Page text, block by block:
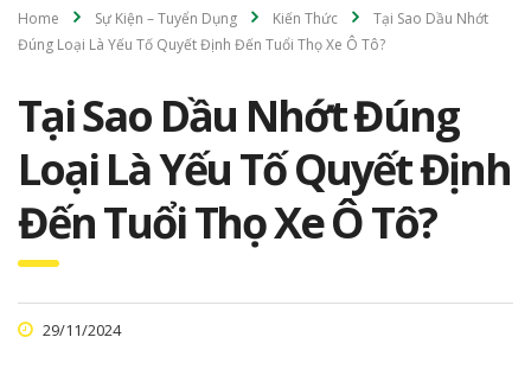
Home Sự Kiện – Tuyển Dụng Kiến Thức
Tại Sao Dầu Nhớt
Đúng Loại Là Yếu Tố Quyết Định Đến Tuổi Thọ Xe Ô Tô?
Tại Sao Dầu Nhớt Đúng
Loại Là Yếu Tố Quyết Định
Đến Tuổi Thọ Xe Ô Tô?
29/11/2024